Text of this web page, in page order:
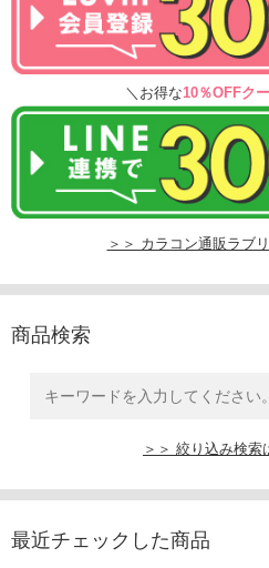
＼お得な10％OFFク
＞＞ カラコン通販ラブ
商品検索
＞＞ 絞り込み検索
最近チェックした商品